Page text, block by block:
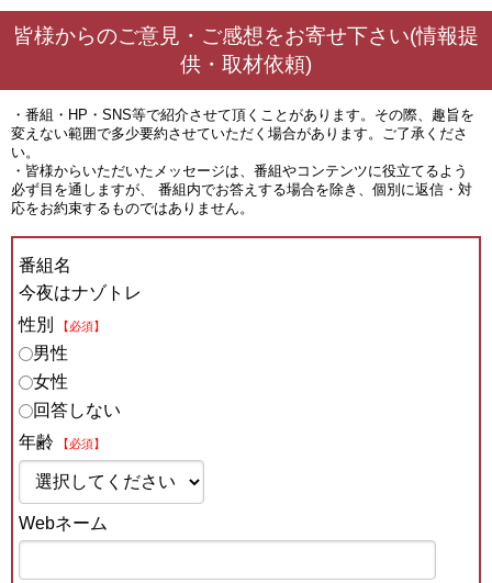
皆様からのご意見・ご感想をお寄せ下さい(情報提
供・取材依頼)
・番組・HP・SNS等で紹介させて頂くことがあります。その際、趣旨を
変えない範囲で多少要約させていただく場合があります。ご了承くださ
い。
・皆様からいただいたメッセージは、番組やコンテンツに役立てるよう
必ず目を通しますが、 番組内でお答えする場合を除き、個別に返信・対
応をお約束するものではありません。
番組名
今夜はナゾトレ
性別
【必須】
男性
女性
回答しない
年齢
【必須】
Webネーム